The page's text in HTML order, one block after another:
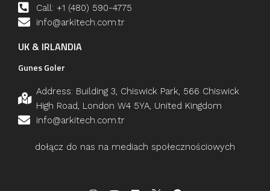
Call: +1 (480) 590-4775
info@arkitech.com.tr
UK & IRLANDIA
Gunes Goler
Address: Building 3, Chiswick Park, 566 Chiswick
High Road, London W4 5YA, United Kingdom
info@arkitech.com.tr
dołącz do nas na mediach społecznościowych